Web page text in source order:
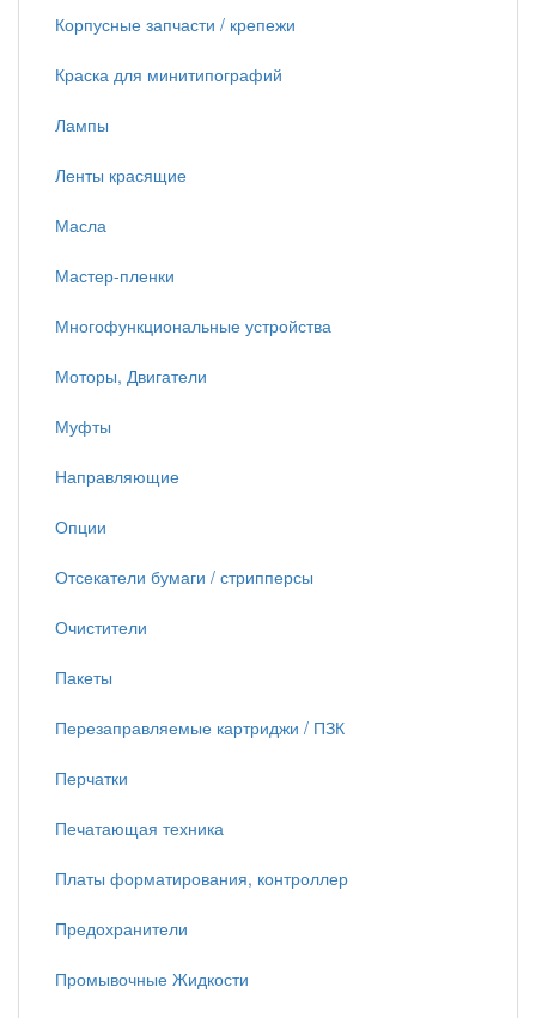
Корпусные запчасти / крепежи
Краска для минитипографий
Лампы
Ленты красящие
Масла
Мастер-пленки
Многофункциональные устройства
Моторы, Двигатели
Муфты
Направляющие
Опции
Отсекатели бумаги / стрипперсы
Очистители
Пакеты
Перезаправляемые картриджи / ПЗК
Перчатки
Печатающая техника
Платы форматирования, контроллер
Предохранители
Промывочные Жидкости